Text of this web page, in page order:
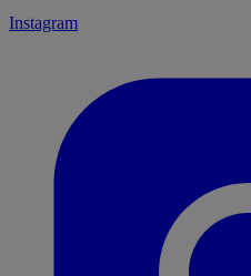
Instagram